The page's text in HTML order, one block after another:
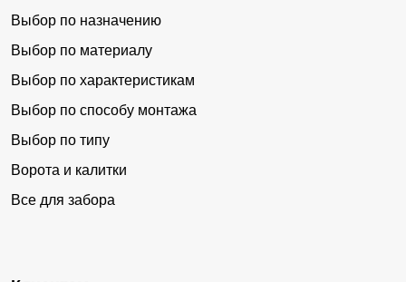
Выбор по назначению
Выбор по материалу
Выбор по характеристикам
Выбор по способу монтажа
Выбор по типу
Ворота и калитки
Все для забора